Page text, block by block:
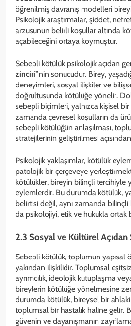
öğrenilmiş davranış modelleri
Psikolojik araştırmalar, şiddet,
arzusunun belirli koşullar altında
açabileceğini ortaya koymuştur.
Sebepli kötülük psikolojik açıdan
zinciri”nin sonucudur. Birey,
deneyimleri, sosyal ilişkiler ve
doğrultusunda kötülüğe yönelir.
sebepli biçimleri, yalnızca kişisel bir
zamanda çevresel koşulların da
sebepli kötülüğün anlaşılması,
stratejilerinin geliştirilmesi
Psikolojik yaklaşımlar, kötülük
patolojik bir çerçeveye
kötülükler, bireyin bilinçli tercihiyle
eylemlerdir. Bu durumda kötülük,
belirtisi değil, aynı zamanda bilinçli
da psikolojiyi, etik ve hukukla ortak
2.3 Sosyal ve Kültürel
Sebepli kötülük, toplumun yapısal
yakından ilişkilidir. Toplumsal
ayrımcılık, ideolojik kutuplaşma
bireylerin kötülüğe yönelmesine
durumda kötülük, bireysel bir
toplumsal bir hastalık haline gelir.
güvenin ve dayanışmanın